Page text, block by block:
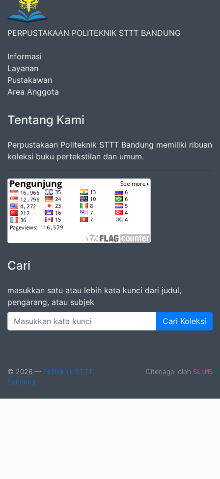
PERPUSTAKAAN POLITEKNIK STTT BANDUNG
Informasi
Layanan
Pustakawan
Area Anggota
Tentang Kami
Perpustakaan Politeknik STTT Bandung memiliki ribuan
koleksi buku pertekstilan dan umum.
Cari
masukkan satu atau lebih kata kunci dari judul,
pengarang, atau subjek
Cari Koleksi
© 2026 — Politeknik STTT
Bandung
Ditenagai oleh SLiMS